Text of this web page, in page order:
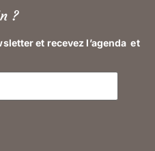
?
et recevez l’agenda et